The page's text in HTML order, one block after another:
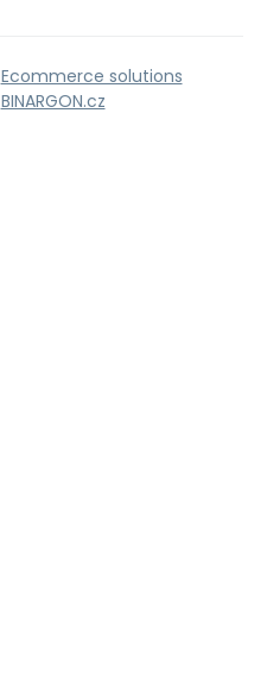
Ecommerce solutions
BINARGON.cz